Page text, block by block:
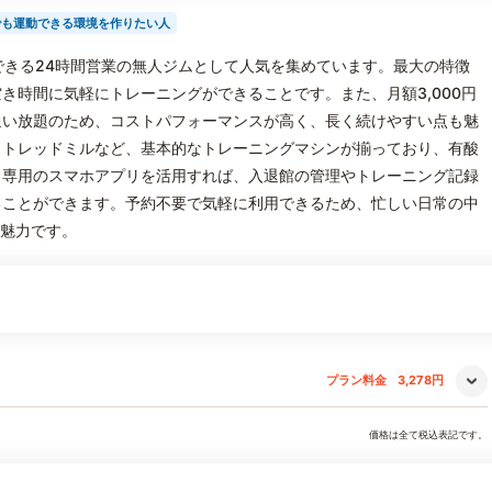
運動できる環境を作りたい人
る24時間営業の無人ジムとして人気を集めています。最大の特徴
時間に気軽にトレーニングができることです。また、月額3,000円
放題のため、コストパフォーマンスが高く、長く続けやすい点も魅
レッドミルなど、基本的なトレーニングマシンが揃っており、有酸
用のスマホアプリを活用すれば、入退館の管理やトレーニング記録
とができます。予約不要で気軽に利用できるため、忙しい日常の中
力です。
プラン料金 3,278円
価格は全て税込表記です。